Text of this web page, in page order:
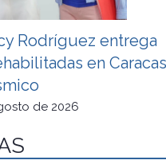
Rodríguez entrega
en Caracas
de 2026